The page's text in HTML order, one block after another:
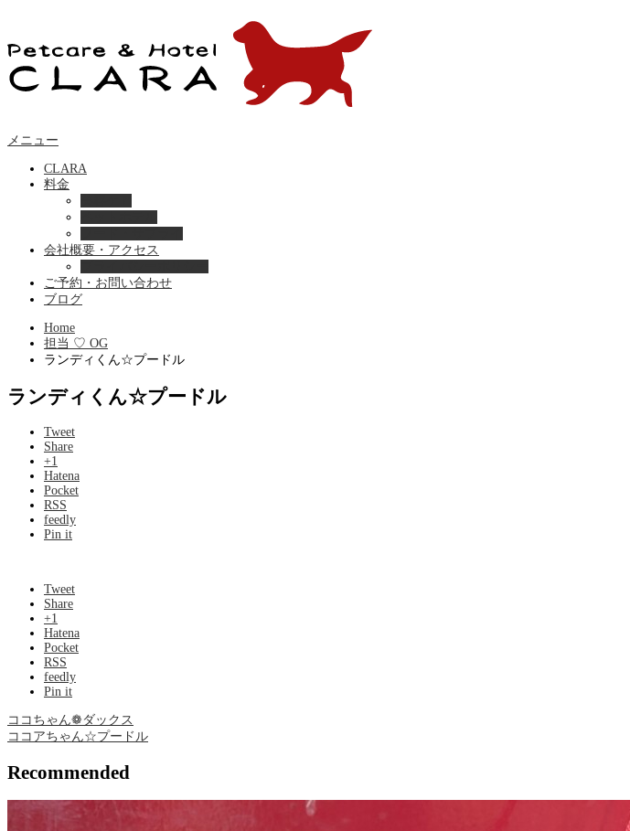
メニュー
CLARA
料金
会社概要・アクセス
ご予約・お問い合わせ
ブログ
Home
担当 ♡ OG
ランディくん☆プードル
ランディくん☆プードル
Tweet
Share
+1
Hatena
Pocket
RSS
feedly
Pin it
Tweet
Share
+1
Hatena
Pocket
RSS
feedly
Pin it
ココちゃん❁ ダックス
ココアちゃん☆プードル
Recommended